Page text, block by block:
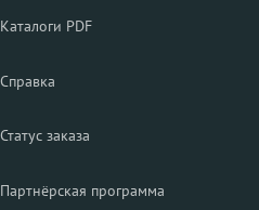
Каталоги PDF
Справка
Статус заказа
Партнёрская программа